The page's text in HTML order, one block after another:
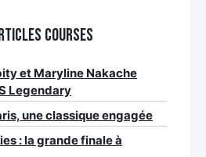
Courses
et Maryline Nakache
Legendary
une classique engagée
: la grande finale à